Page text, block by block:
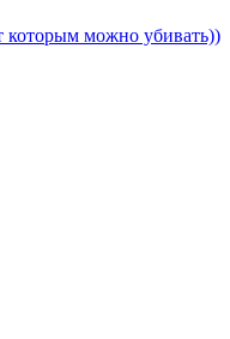
которым можно убивать))